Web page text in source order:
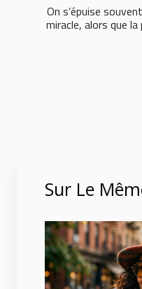
On s’épuise
miracle, alors que
Sur Le